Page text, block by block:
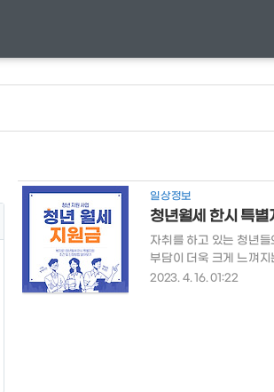
일상정보
청년월세 한시 특
자취를 하고 있는 청년
부담이 더욱 크게 느껴
련했습니다. 그럼 청년
2022.11 ~ 2024.12 까
증금 5000만 원 이하
2023. 4. 16. 01:22